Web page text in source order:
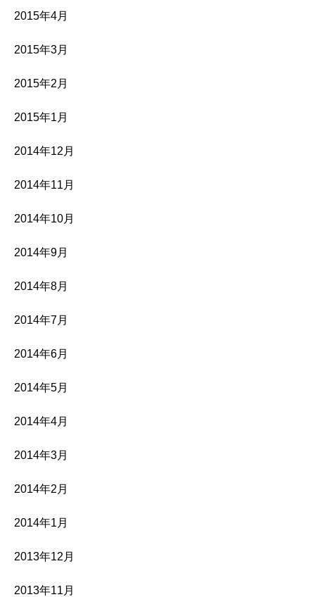
2015年4月
2015年3月
2015年2月
2015年1月
2014年12月
2014年11月
2014年10月
2014年9月
2014年8月
2014年7月
2014年6月
2014年5月
2014年4月
2014年3月
2014年2月
2014年1月
2013年12月
2013年11月